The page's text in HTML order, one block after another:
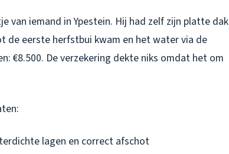
van iemand in Ypestein. Hij had zelf zijn platte dak
de eerste herfstbui kwam en het water via de
€8.500. De verzekering dekte niks omdat het om
lagen en correct afschot